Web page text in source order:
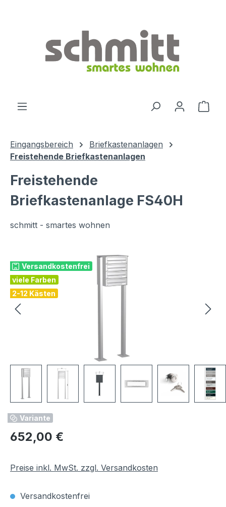
Eingangsbereich
Briefkastenanlagen
Freistehende Briefkastenanlagen
Freistehende
Briefkastenanlage FS40H
schmitt - smartes wohnen
Versandkostenfrei
viele Farben
2-12 Kästen
Variante
Regulärer Preis:
652,00 €
Preise inkl. MwSt. zzgl. Versandkosten
Versandkostenfrei